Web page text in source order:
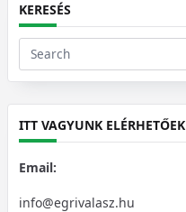
KERESÉS
Search
for:
ITT VAGYUNK ELÉRHETŐEK
Email:
info@egrivalasz.hu